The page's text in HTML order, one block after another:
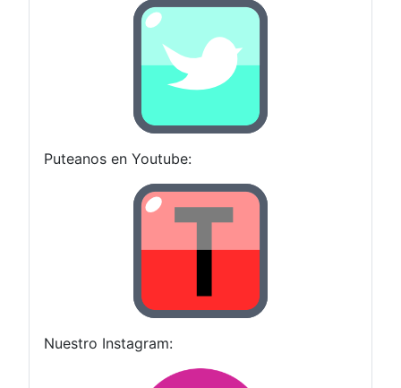
Puteanos en Youtube:
Nuestro Instagram: